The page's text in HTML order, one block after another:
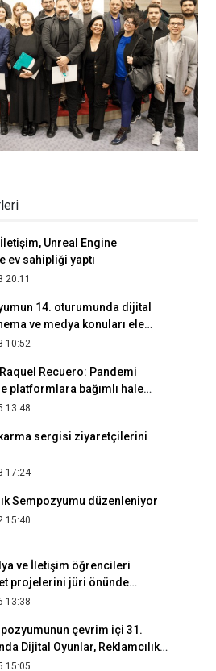
krizi irdelendi
Unreal Engine
ev sahipliği yaptı
20:11
14. oturumunda dijital
ve medya konuları ele
10:52
Recuero: Pandemi
platformlara bağımlı hale
13:48
sergisi ziyaretçilerini
17:24
Sempozyumu düzenleniyor
15:40
ve İletişim öğrencileri
projelerini jüri önünde
13:38
çevrim içi 31.
Dijital Oyunlar, Reklamcılık
15:05